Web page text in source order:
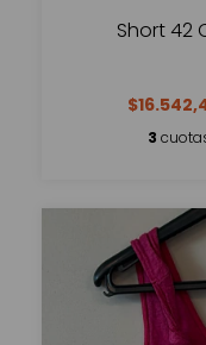
Short 42
3